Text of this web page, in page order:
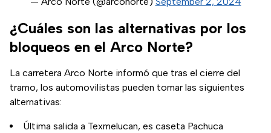
¿Cuáles son las alternativas por los
bloqueos en el Arco Norte?
La carretera Arco Norte informó que tras el cierre del
tramo, los automovilistas pueden tomar las siguientes
alternativas:
Última salida a Texmelucan, es caseta Pachuca